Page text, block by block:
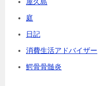
庭
日記
消費生活アドバイザー
鰐骨骨髄炎